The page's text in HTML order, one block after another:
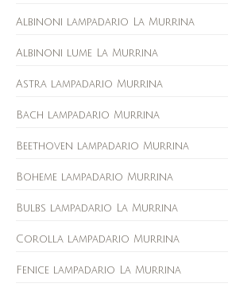
Albinoni lampadario La Murrina
Albinoni lume La Murrina
Astra lampadario Murrina
Bach lampadario Murrina
Beethoven lampadario Murrina
Boheme lampadario Murrina
Bulbs lampadario La Murrina
Corolla lampadario Murrina
Fenice lampadario La Murrina